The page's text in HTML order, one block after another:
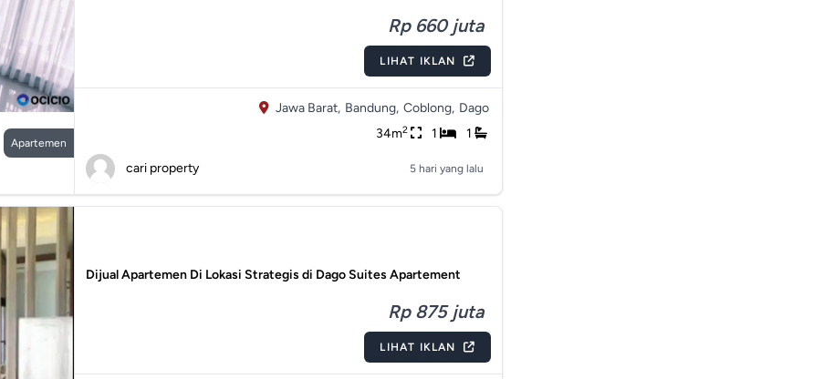
Apartemen
Rp 660 juta
LIHAT IKLAN
Jawa Barat, Bandung, Coblong, Dago
34m2 1 1
cari property 5 hari yang lalu
Dijual Apartemen Di Lokasi Strategis di Dago Suites Apartement
Rp 875 juta
LIHAT IKLAN